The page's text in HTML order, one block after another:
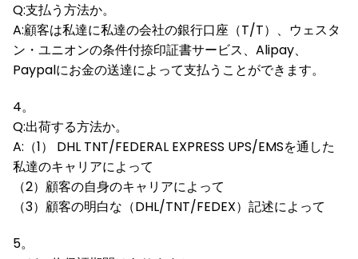
Q:支払う方法か。
A:顧客は私達に私達の会社の銀行口座（T/T）、ウェスタ
ン・ユニオンの条件付捺印証書サービス、Alipay、
Paypalにお金の送達によって支払うことができます。
4。
Q:出荷する方法か。
A:（1） DHL TNT/FEDERAL EXPRESS UPS/EMSを通した
私達のキャリアによって
（2）顧客の自身のキャリアによって
（3）顧客の明白な（DHL/TNT/FEDEX）記述によって
5。